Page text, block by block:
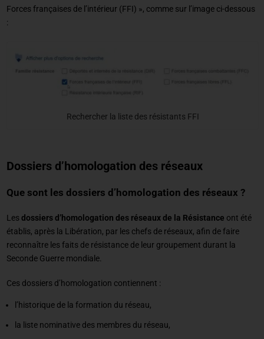
Forces françaises de l’intérieur (FFI) », comme sur l’image ci-dessous
:
Rechercher la liste des résistants FFI
Dossiers d’homologation des réseaux
Que sont les dossiers d’homologation des réseaux ?
Lesdossiers d’homologation des réseaux de la Résistance ont été
établis, après la Libération, par les chefs de réseaux, afin de faire
reconnaître les faits de résistance de leur groupement durant la
Seconde Guerre mondiale.
Ces dossiers d’homologation contiennent :
l’historique de la formation du réseau,
la liste nominative des membres du réseau,